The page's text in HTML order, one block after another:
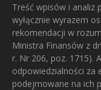
Treść wpisów i analiz
wyłącznie wyrazem
rekomendacji w
Ministra Finansów z
r. Nr 206, poz. 1715).
odpowiedzialności za
podejmowane na ich